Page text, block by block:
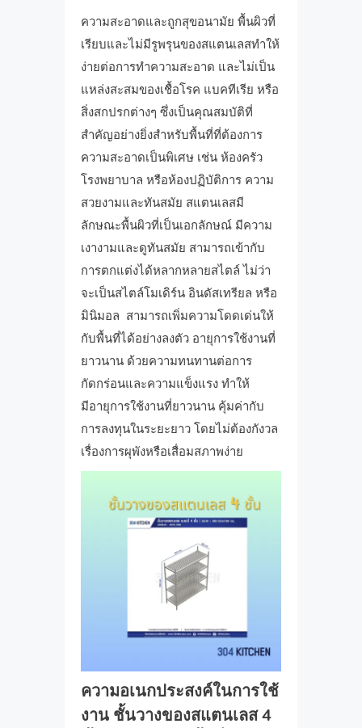
ความสะอาดและถูกสุขอนามัย พื้นผิวที่
เรียบและไม่มีรูพรุนของสแตนเลสทำให้
ง่ายต่อการทำความสะอาด และไม่เป็น
แหล่งสะสมของเชื้อโรค แบคทีเรีย หรือ
สิ่งสกปรกต่างๆ ซึ่งเป็นคุณสมบัติที่
สำคัญอย่างยิ่งสำหรับพื้นที่ที่ต้องการ
ความสะอาดเป็นพิเศษ เช่น ห้องครัว
โรงพยาบาล หรือห้องปฏิบัติการ ความ
สวยงามและทันสมัย สแตนเลสมี
ลักษณะพื้นผิวที่เป็นเอกลักษณ์ มีความ
เงางามและดูทันสมัย สามารถเข้ากับ
การตกแต่งได้หลากหลายสไตล์ ไม่ว่า
จะเป็นสไตล์โมเดิร์น อินดัสเทรียล หรือ
มินิมอล สามารถเพิ่มความโดดเด่นให้
กับพื้นที่ได้อย่างลงตัว อายุการใช้งานที่
ยาวนาน ด้วยความทนทานต่อการ
กัดกร่อนและความแข็งแรง ทำให้
มีอายุการใช้งานที่ยาวนาน คุ้มค่ากับ
การลงทุนในระยะยาว โดยไม่ต้องกังวล
เรื่องการผุพังหรือเสื่อมสภาพง่าย
ความอเนกประสงค์ในการใช้
งาน ชั้นวางของสแตนเลส 4